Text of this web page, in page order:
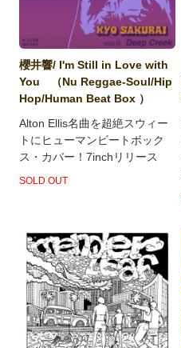
櫻井響/ I'm Still in Love with
You （Nu Reggae-Soul/Hip
Hop/Human Beat Box ）
Alton Ellis名曲を超絶スウィー
トにヒューマンビートボック
ス・カバー！7inchリリース
SOLD OUT